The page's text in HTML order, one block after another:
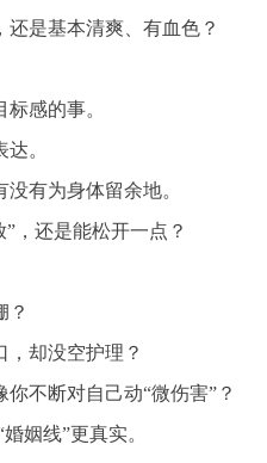
是基本清爽、有血色？
感的事。
。
有为身体留余地。
，还是能松开一点？
？
，却没空护理？
不断对自己动“微伤害”？
姻线”更真实。